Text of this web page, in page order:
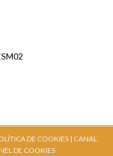
DE COOKIES | CANAL
DE COOKIES